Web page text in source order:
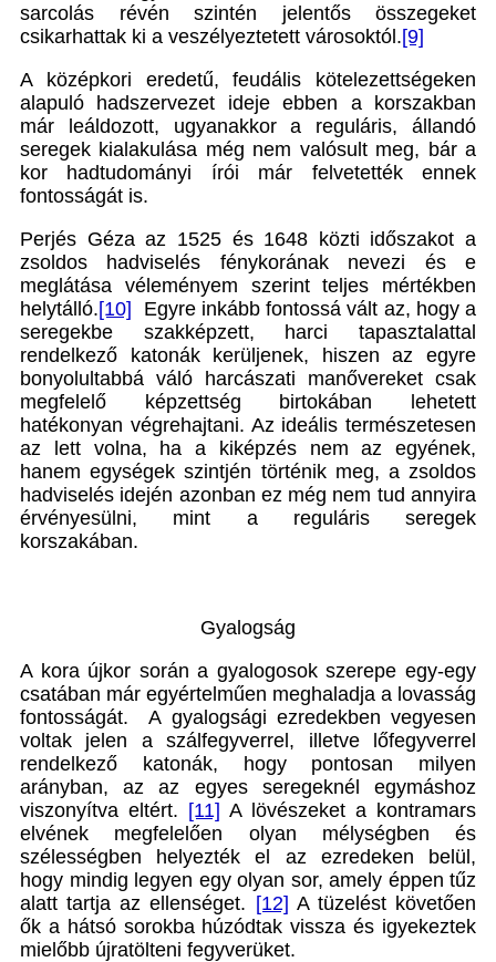
sarcolás révén szintén jelentős összegeket
csikarhattak ki a veszélyeztetett városoktól.[9]
A középkori eredetű, feudális kötelezettségeken
alapuló hadszervezet ideje ebben a korszakban
már leáldozott, ugyanakkor a reguláris, állandó
seregek kialakulása még nem valósult meg, bár a
kor hadtudományi írói már felvetették ennek
fontosságát is.
Perjés Géza az 1525 és 1648 közti időszakot a
zsoldos hadviselés fénykorának nevezi és e
meglátása véleményem szerint teljes mértékben
helytálló.[10] Egyre inkább fontossá vált az, hogy a
seregekbe szakképzett, harci tapasztalattal
rendelkező katonák kerüljenek, hiszen az egyre
bonyolultabbá váló harcászati manővereket csak
megfelelő képzettség birtokában lehetett
hatékonyan végrehajtani. Az ideális természetesen
az lett volna, ha a kiképzés nem az egyének,
hanem egységek szintjén történik meg, a zsoldos
hadviselés idején azonban ez még nem tud annyira
érvényesülni, mint a reguláris seregek
korszakában.
Gyalogság
A kora újkor során a gyalogosok szerepe egy-egy
csatában már egyértelműen meghaladja a lovasság
fontosságát. A gyalogsági ezredekben vegyesen
voltak jelen a szálfegyverrel, illetve lőfegyverrel
rendelkező katonák, hogy pontosan milyen
arányban, az az egyes seregeknél egymáshoz
viszonyítva eltért. [11] A lövészeket a kontramars
elvének megfelelően olyan mélységben és
szélességben helyezték el az ezredeken belül,
hogy mindig legyen egy olyan sor, amely éppen tűz
alatt tartja az ellenséget. [12] A tüzelést követően
ők a hátsó sorokba húzódtak vissza és igyekeztek
mielőbb újratölteni fegyverüket.